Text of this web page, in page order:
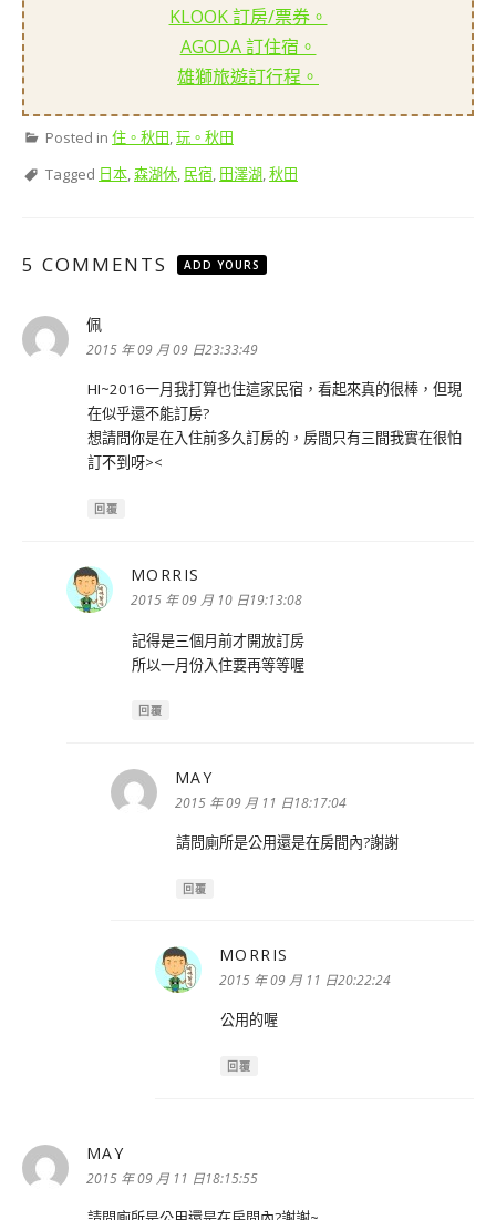
KLOOK 訂房/票券。
AGODA 訂住宿。
雄獅旅遊訂行程。
Posted in 住。秋田,玩。秋田
Tagged 日本,森湖休, 民宿, 田澤湖,秋田
5 COMMENTS ADD YOURS
佩
示:
2015 年 09 月 09 日23:33:49
HI~2016一月我打算也住這家民宿，看起來真的很棒，但現
在似乎還不能訂房?
想請問你是在入住前多久訂房的，房間只有三間我實在很怕
訂不到呀><
回覆
MORRIS
示:
2015 年 09 月 10 日19:13:08
記得是三個月前才開放訂房
所以一月份入住要再等等喔
回覆
MAY
示:
2015 年 09 月 11 日18:17:04
請問廁所是公用還是在房間內?謝謝
回覆
MORRIS
示:
2015 年 09 月 11 日20:22:24
公用的喔
回覆
MAY
示:
2015 年 09 月 11 日18:15:55